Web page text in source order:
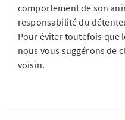
comportement de son
responsabilité du
Pour éviter toutefois que
nous vous suggérons de
voisin.